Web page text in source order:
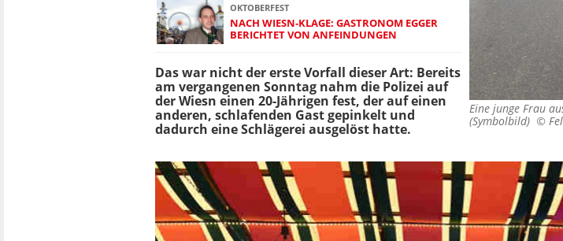
Eine junge Frau
(Symbolbild) ©
OKTOBERFEST
NACH WIESN-KLAGE: GASTRONOM EGGER
BERICHTET VON ANFEINDUNGEN
Das war nicht der erste Vorfall dieser Art: Bereits
am vergangenen Sonntag nahm die Polizei auf
der Wiesn einen 20-Jährigen fest, der auf einen
anderen, schlafenden Gast gepinkelt und
dadurch eine Schlägerei ausgelöst hatte.